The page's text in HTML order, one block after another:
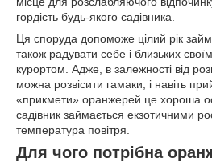
гордість будь-якого садівника.
Ця споруда допоможе цілий рік
також радувати себе і близьких
курортом. Адже, в залежності від
можна розвісити гамаки, і навіть
«прикмети» оранжерей це хороша
садівник займається екзотичними
температура повітря.
Для чого потрібна